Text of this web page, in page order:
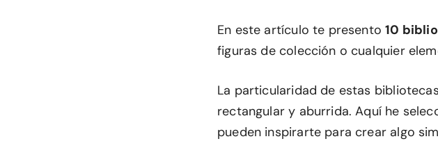
En este artículo te presento10
figuras de colección o cualquier
La particularidad de estas
rectangular y aburrida. Aquí he
pueden inspirarte para crear algo